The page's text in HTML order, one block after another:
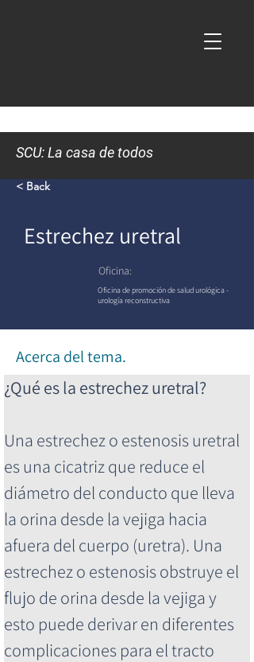
SCU: La casa de todos
< Back
Estrechez uretral
Oficina:
Oficina de promoción de salud urológica -
urología reconstructiva
Acerca del tema.
¿Qué es la estrechez uretral?
Una estrechez o estenosis uretral
es una cicatriz que reduce el
diámetro del conducto que lleva
la orina desde la vejiga hacia
afuera del cuerpo (uretra). Una
estrechez o estenosis obstruye el
flujo de orina desde la vejiga y
esto puede derivar en diferentes
complicaciones para el tracto